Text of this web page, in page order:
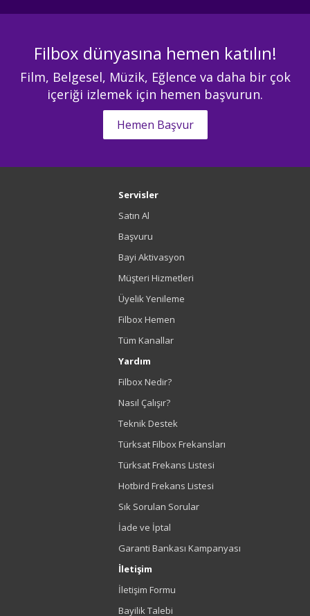
Filbox dünyasına hemen katılın!
Film, Belgesel, Müzik, Eğlence va daha bir çok
içeriği izlemek için hemen başvurun.
Hemen Başvur
Servisler
Satın Al
Başvuru
Bayi Aktivasyon
Müşteri Hizmetleri
Üyelik Yenileme
Filbox Hemen
Tüm Kanallar
Yardım
Filbox Nedir?
Nasıl Çalışır?
Teknik Destek
Türksat Filbox Frekansları
Türksat Frekans Listesi
Hotbird Frekans Listesi
Sık Sorulan Sorular
İade ve İptal
Garanti Bankası Kampanyası
İletişim
İletişim Formu
Bayilik Talebi